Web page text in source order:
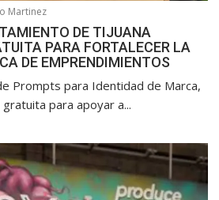
Martinez
DE TIJUANA
PARA FORTALECER LA
DE EMPRENDIMIENTOS
Prompts para Identidad de Marca,
para apoyar a...